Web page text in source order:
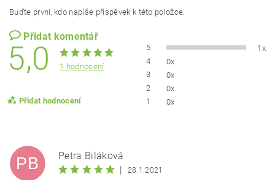
Buďte první, kdo napíše příspěvek k této položce.
Přidat komentář
5,0 1 hodnocení
Přidat hodnocení
5
1x
4
0x
3
0x
2
0x
1
0x
PB
Petra Biláková
28.1.2021